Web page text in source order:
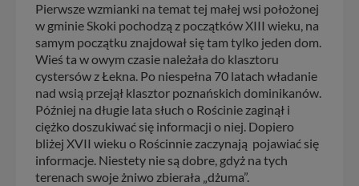
Pierwsze wzmianki na temat tej małej wsi położonej
w gminie Skoki pochodzą z początków XIII wieku, na
samym początku znajdował się tam tylko jeden dom.
Wieś ta w owym czasie należała do klasztoru
cystersów z Łekna. Po niespełna 70 latach władanie
nad wsią przejął klasztor poznańskich dominikanów.
Później na długie lata słuch o Rościnie zaginął i
ciężko doszukiwać się informacji o niej. Dopiero
bliżej XVII wieku o Rościnnie zaczynają pojawiać się
informacje. Niestety nie są dobre, gdyż na tych
terenach swoje żniwo zbierała „dżuma”.